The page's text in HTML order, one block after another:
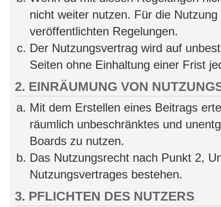
nicht weiter nutzen. Für die
veröffentlichten Regelungen.
Der Nutzungsvertrag wird auf
Seiten ohne Einhaltung einer Frist
2. EINRÄUMUNG VON
Mit dem Erstellen eines Beitrags
räumlich unbeschränktes und
Boards zu nutzen.
Das Nutzungsrecht nach Punkt 2,
Nutzungsvertrages bestehen.
3. PFLICHTEN DES NUTZERS